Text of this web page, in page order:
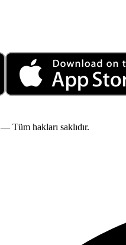
— Tüm hakları saklıdır.